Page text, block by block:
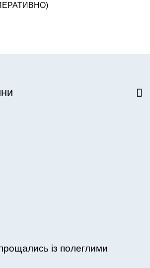
із полеглими